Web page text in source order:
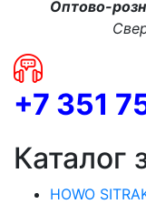
Оптово-
+7 351
Каталог
HOWO